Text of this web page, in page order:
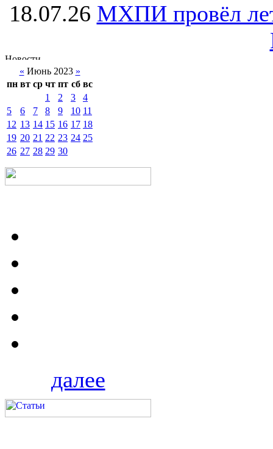
18.07.26 МХПИ провёл
« Июнь 2023 »
пн вт ср чт пт сб вс
1
2 3
4
5
6 7 8 9 10 11
12 13 14 15 16 17 18
19 20 21 22 23 24 25
26 27 28 29 30
далее